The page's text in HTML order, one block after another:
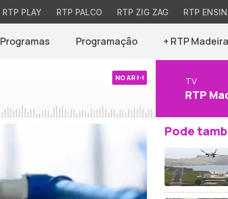
RTP PLAY RTP PALCO RTP ZIG ZAG RTP
Programas Programação + RTP Madeira
NO AR TV
RTP
Pode